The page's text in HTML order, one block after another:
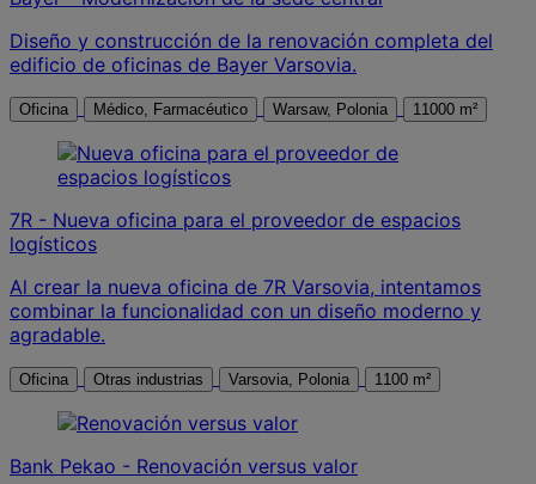
Diseño y construcción de la renovación completa del
edificio de oficinas de Bayer Varsovia.
Oficina Médico, Farmacéutico Warsaw, Polonia 11000 m²
7R - Nueva oficina para el proveedor de espacios
logísticos
Al crear la nueva oficina de 7R Varsovia, intentamos
combinar la funcionalidad con un diseño moderno y
agradable.
Oficina Otras industrias Varsovia, Polonia 1100 m²
Bank Pekao - Renovación versus valor